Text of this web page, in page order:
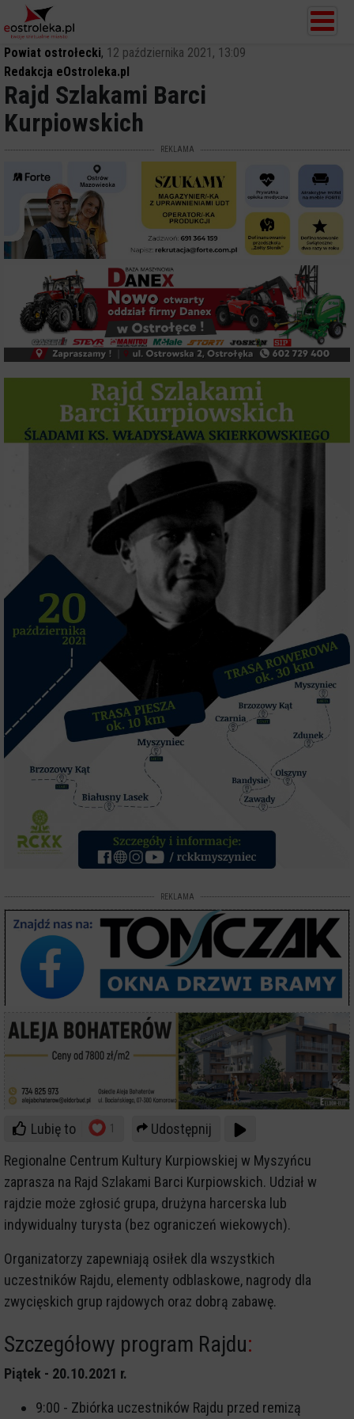
Powiat ostrołecki, 12 października 2021, 13:09
Redakcja eOstroleka.pl
Rajd Szlakami Barci
Kurpiowskich
REKLAMA
REKLAMA
Lubię to 1
Udostępnij
Regionalne Centrum Kultury Kurpiowskiej w Myszyńcu
zaprasza na Rajd Szlakami Barci Kurpiowskich. Udział w
rajdzie może zgłosić grupa, drużyna harcerska lub
indywidualny turysta (bez ograniczeń wiekowych).
Organizatorzy zapewniają osiłek dla wszystkich
uczestników Rajdu, elementy odblaskowe, nagrody dla
zwycięskich grup rajdowych oraz dobrą zabawę.
Szczegółowy program Rajdu:
Piątek - 20.10.2021 r.
9:00 - Zbiórka uczestników Rajdu przed remizą